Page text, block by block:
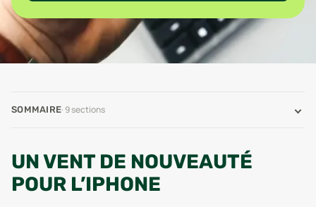
SOMMAIRE· 9sections
UN VENT DE NOUVEAUTÉ
POUR L’IPHONE